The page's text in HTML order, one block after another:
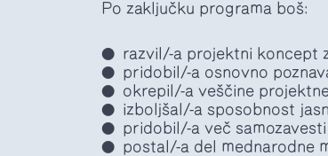
Po zaključku programa boš:
razvil/-a projektni koncept
pridobil/-a osnovno
okrepil/-a veščine
izboljšal/-a sposobnost
pridobil/-a več
postal/-a del mednarodne